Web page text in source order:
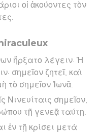
οἱ ἀκούοντες τὸν
ἤρξατο λέγειν· Ἡ
σημεῖον ζητεῖ, καὶ
τὸ σημεῖον Ἰωνᾶ.
Νινευίταις σημεῖον,
τῇ γενεᾷ ταύτῃ.
ἐν τῇ κρίσει μετὰ